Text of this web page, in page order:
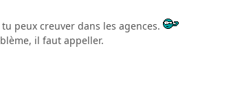
peux creuver dans les agences.
il faut appeller.